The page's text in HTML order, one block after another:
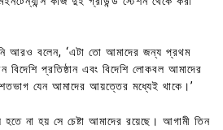
আরও বলেন, ‘এটা তো আমাদের জন্য প্রথম
বিদেশি প্রতিষ্ঠান এবং বিদেশি লোকবল আমাদের
যেন আমাদের আয়ত্তের মধ্যেই থাকে।’
না হয় সে চেষ্টা আমাদের রয়েছে। আগামী তিন